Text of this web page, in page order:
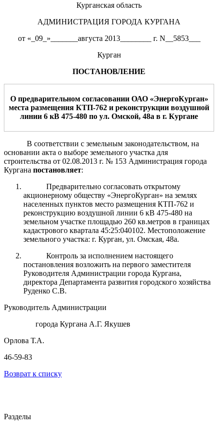
Курганская область
АДМИНИСТРАЦИЯ ГОРОДА КУРГАНА
от «_09_»_______августа 2013________ г. N__5853___
Курган
ПОСТАНОВЛЕНИЕ
Опредварительном согласовании ОАО «ЭнергоКурган»
места размещения КТП-762 и реконструкции воздушной
линии 6 кВ 475-480 по ул. Омской, 48а в г. Кургане
В соответствии с земельным законодательством, на
основании акта о выборе земельного участка для
строительства от 02.08.2013 г. № 153 Администрация города
Кургана постановляет:
Предварительно согласовать открытому
акционерному обществу «ЭнергоКурган» на землях
населенных пунктов место размещения КТП-762 и
реконструкцию воздушной линии 6 кВ 475-480 на
земельном участке площадью 260 кв.метров в границах
кадастрового квартала 45:25:040102. Местоположение
земельного участка: г. Курган, ул. Омская, 48а.
Контроль за исполнением настоящего
постановления возложить на первого заместителя
Руководителя Администрации города Кургана,
директора Департамента развития городского хозяйства
Руденко С.В.
Руководитель Администрации
города Кургана А.Г. Якушев
Орлова Т.А.
46-59-83
Возврат к списку
Разделы